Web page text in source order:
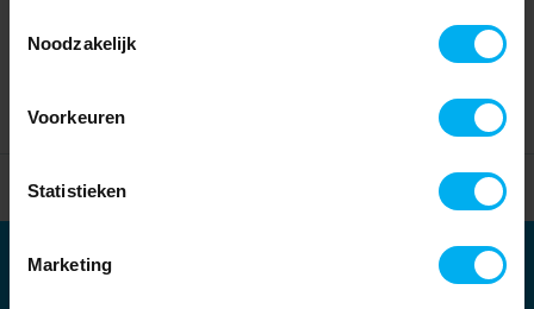
Noodzakelijk
Voorkeuren
Statistieken
Marketing
Home Partners
Partners